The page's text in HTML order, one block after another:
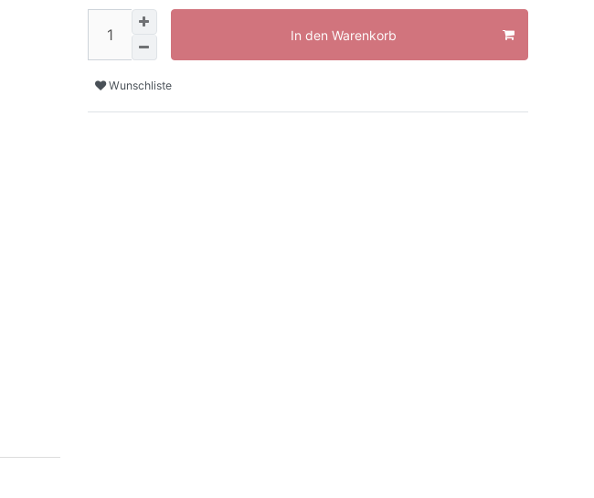
In den Warenkorb
Wunschliste